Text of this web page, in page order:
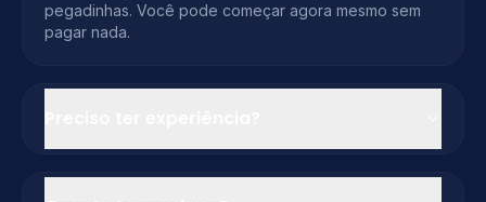
pegadinhas. Você pode começar agora mesmo sem
pagar nada.